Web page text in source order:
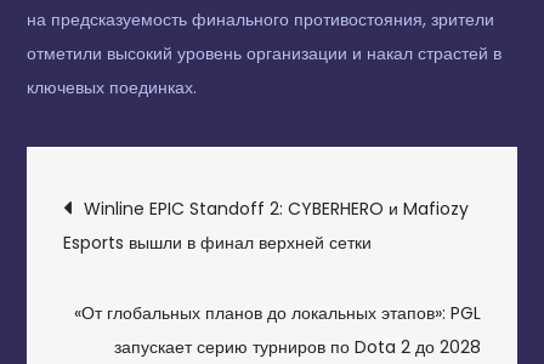
на предсказуемость финального противостояния, зрители
отметили высокий уровень организации и накал страстей в
ключевых поединках.
НАВИГАЦИЯ
ПО
ЗАПИСЯМ
Winline EPIC Standoff 2: CYBERHERO и Mafiozy
Esports вышли в финал верхней сетки
«От глобальных планов до локальных этапов»: PGL
запускает серию турниров по Dota 2 до 2028